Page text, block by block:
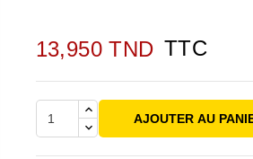
13,950 TND TTC
AJOUTER AU